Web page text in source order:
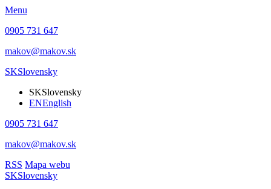
Menu
0905 731 647
makov@makov.sk
SKSlovensky
SKSlovensky
ENEnglish
0905 731 647
makov@makov.sk
RSS Mapa webu
SKSlovensky